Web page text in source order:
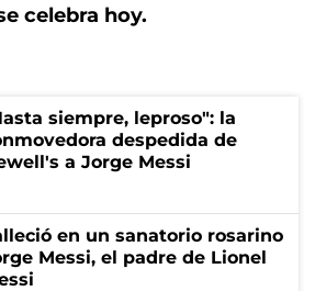
celebra hoy.
siempre, leproso": la
despedida de
a Jorge Messi
en un sanatorio rosarino
Messi, el padre de Lionel